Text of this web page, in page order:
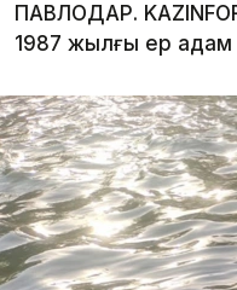
ПАВЛОДАР.
1987 жылғы ер